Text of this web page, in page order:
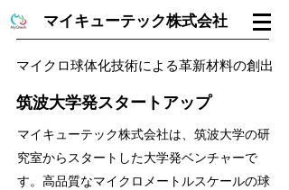
マイキューテック株式会社
マイクロ球体化技術による革新材料の創出
​筑波大学発スタートアップ
​マイキューテック株式会社は、筑波大学の研
究室からスタートした大学発ベンチャーで
す。 高品質なマイクロメートルスケールの球